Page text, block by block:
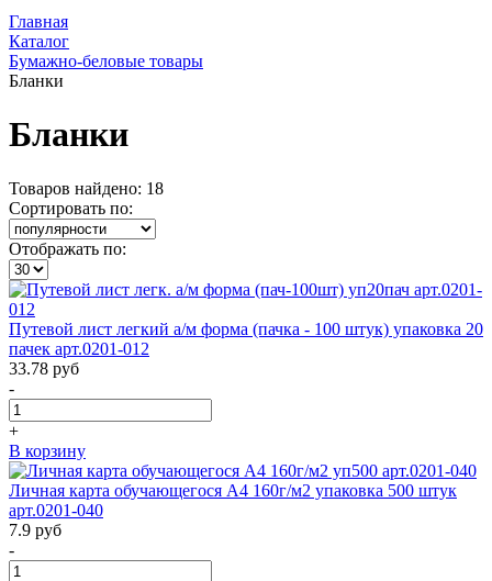
Главная
Каталог
Бумажно-беловые товары
Бланки
Бланки
Товаров найдено: 18
Сортировать по:
Отображать по:
Путевой лист легкий а/м форма (пачка - 100 штук) упаковка 20
пачек арт.0201-012
33.78 руб
-
+
В корзину
Личная карта обучающегося А4 160г/м2 упаковка 500 штук
арт.0201-040
7.9 руб
-